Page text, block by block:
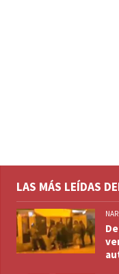
LAS MÁS LEÍDAS